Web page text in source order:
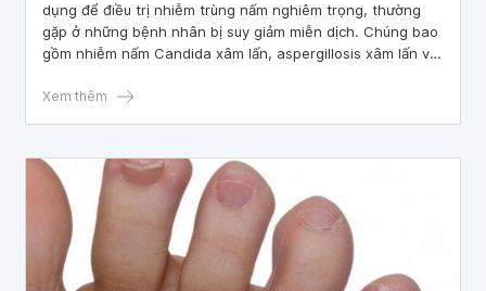
dụng để điều trị nhiễm trùng nấm nghiêm trọng, thường
gặp ở những bệnh nhân bị suy giảm miễn dịch. Chúng bao
gồm nhiễm nấm Candida xâm lấn, aspergillosis xâm lấn và
Xem thêm